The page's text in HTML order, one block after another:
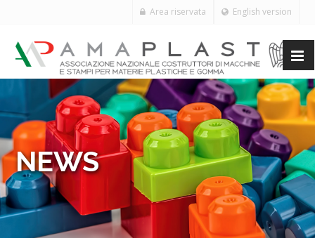
English version
Area riservata
NEWS